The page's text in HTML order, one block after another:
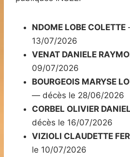
NDOME LOBE COLETTE
13/07/2026
VENAT DANIELE
09/07/2026
BOURGEOIS MARYSE
— décès le 28/06/2026
CORBEL OLIVIER
décès le 16/07/2026
VIZIOLI CLAUDETTE
le 10/07/2026